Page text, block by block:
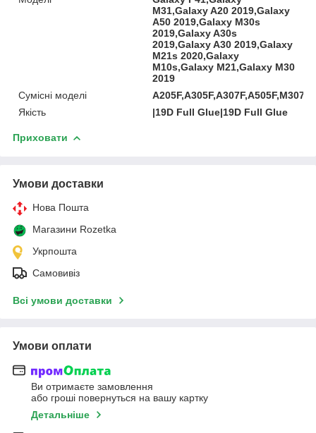
M31,Galaxy A20 2019,Galaxy
A50 2019,Galaxy M30s
2019,Galaxy A30s
2019,Galaxy A30 2019,Galaxy
M21s 2020,Galaxy
M10s,Galaxy M21,Galaxy M30
2019
Сумісні моделі
Якість
|19D Full Glue|19D Full Glue
Приховати
Умови доставки
Нова Пошта
Магазини Rozetka
Укрпошта
Самовивіз
Всі умови доставки
Умови оплати
Ви отримаєте замовлення
або гроші повернуться на вашу картку
Детальніше